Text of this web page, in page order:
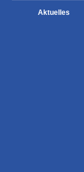
Aktuelles